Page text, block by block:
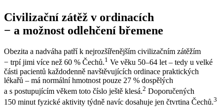
Civilizační zátěž v ordinacích
−⁠ a možnost odlehčení břemene
Obezita a nadváha patří k nejrozšířenějším civilizačním zátěžím
−⁠ trpí jimi více než 60 % Čechů.1 Ve věku 50–64 let –⁠ tedy u velké
části pacientů každodenně navštěvujících ordinace praktických
lékařů –⁠ má normální hmotnost pouze 27 % dospělých
a s postupujícím věkem toto číslo ještě klesá.2 Doporučených
150 minut fyzické aktivity týdně navíc dosahuje jen čtvrtina Čechů.3